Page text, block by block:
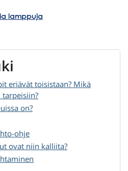
lamppuja
eriävät toisistaan? Mikä
on?
ohje
ovat niin kalliita?